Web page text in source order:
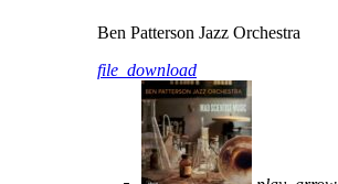
Ben Patterson Jazz Orchestra
file_download